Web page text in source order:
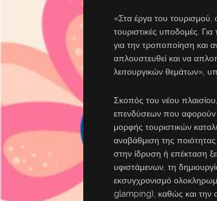
«Στα έργα του τουρισμού,
τουριστικές υποδομές.
για την τροποποίηση και
απλουστευθεί και να
λειτουργικών θεμάτων»,
Σκοπός του νέου πλαισίου,
επενδύσεων που αφορούν
μορφής τουριστικών
αναβάθμιση της
στην ίδρυση ή επέκταση
υφιστάμενων, τη
εκσυγχρονισμό
glamping), καθώς και την